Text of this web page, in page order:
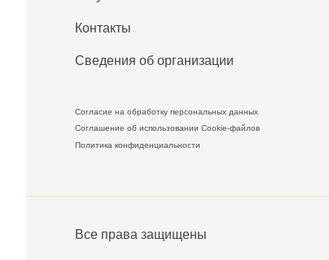
Контакты
Сведения об организации
Все права защищены
Согласие на обработку персональных данных
Соглашение об использовании Cookie-файлов
Политика конфиденциальности